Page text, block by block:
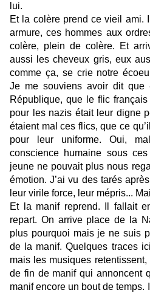
lui.
Et la colère prend ce vieil ami.
armure, ces hommes aux
colère, plein de colère. Et
aussi les cheveux gris, eux
comme ça, se crie notre
Je me souviens avoir dit que
République, que le flic
pour les nazis était leur digne
étaient mal ces flics, que ce
pour leur uniforme. Oui,
conscience humaine sous
jeune ne pouvait plus nous
émotion. J’ai vu des tarés
leur virile force, leur mépris...
Et la manif reprend. Il fallait
repart. On arrive place de la
plus pourquoi mais je ne suis
de la manif. Quelques traces
mais les musiques
de fin de manif qui annoncent
manif encore un bout de